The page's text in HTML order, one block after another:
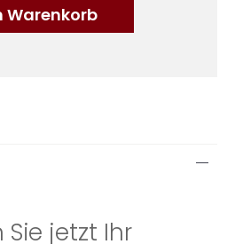
Warenkorb
Sie jetzt Ihr